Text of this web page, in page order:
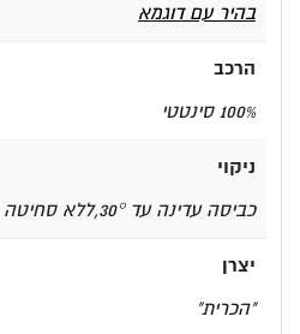
בהיר עם דוגמא
הרכב
100% סינטטי
ניקוי
כביסה עדינה עד 30°,ללא סחיטה
יצרן
"הכרית"